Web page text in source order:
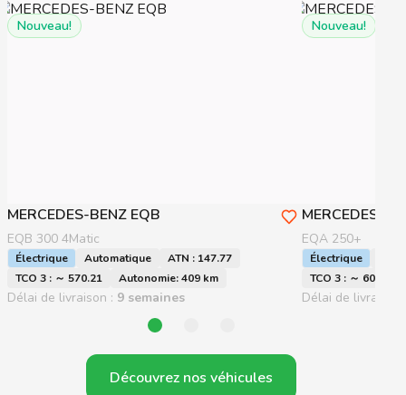
Nouveau!
MERCEDES-BENZ EQB
EQB 300 4Matic
Électrique Automatique
ATN : 147.77
TCO 3 : ～ 570.21
Autonomie: 409 km
Délai de livraison : 9 semaines
Nouveau!
MERCEDES-
EQA 250+
Électrique
TCO 3 : ～ 601.92
Délai de
Découvrez nos véhicules